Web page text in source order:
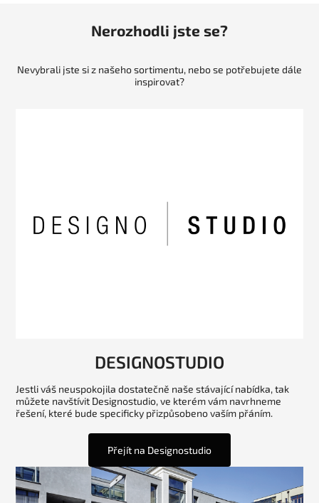
Nerozhodli jste se?
Nevybrali jste si z našeho sortimentu, nebo se potřebujete dále
inspirovat?
DESIGNOSTUDIO
Jestli váš neuspokojila dostatečně naše stávající nabídka, tak
můžete navštívit Designostudio, ve kterém vám navrhneme
řešení, které bude specificky přizpůsobeno vaším přáním.
Přejít na Designostudio